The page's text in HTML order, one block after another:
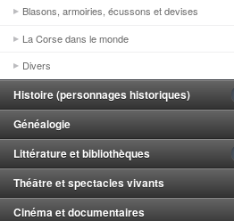
Blasons, armoiries, écussons et devises
La Corse dans le monde
Divers
Histoire (personnages historiques)
Généalogie
Littérature et bibliothèques
Théâtre et spectacles vivants
Cinéma et documentaires